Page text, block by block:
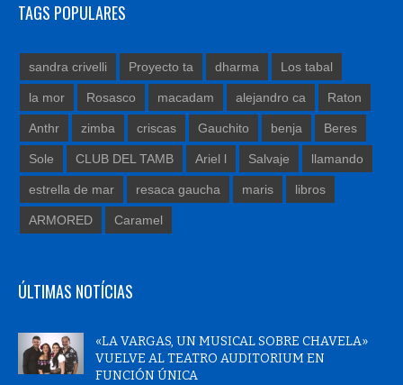
TAGS POPULARES
sandra crivelli Proyecto ta dharma Los tabal
la mor Rosasco macadam alejandro ca Raton
Anthr zimba criscas Gauchito benja Beres
Sole CLUB DEL TAMB Ariel l Salvaje llamando
estrella de mar resaca gaucha maris libros
ARMORED Caramel
ÚLTIMAS NOTÍCIAS
«LA VARGAS, UN MUSICAL SOBRE CHAVELA»
VUELVE AL TEATRO AUDITORIUM EN
FUNCIÓN ÚNICA